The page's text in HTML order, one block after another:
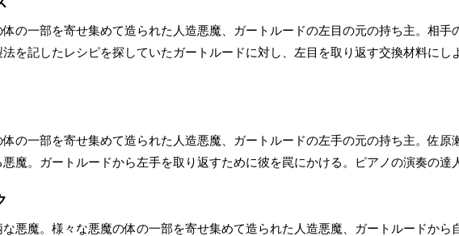
の一部を寄せ集めて造られた人造悪魔、ガートルードの左目の元の持ち主。相手
法を記したレシピを探していたガートルードに対し、左目を取り返す交換材料にし
の一部を寄せ集めて造られた人造悪魔、ガートルードの左手の元の持ち主。佐原
魔。ガートルードから左手を取り返すために彼を罠にかける。ピアノの演奏の達
悪魔。様々な悪魔の体の一部を寄せ集めて造られた人造悪魔、ガートルードから